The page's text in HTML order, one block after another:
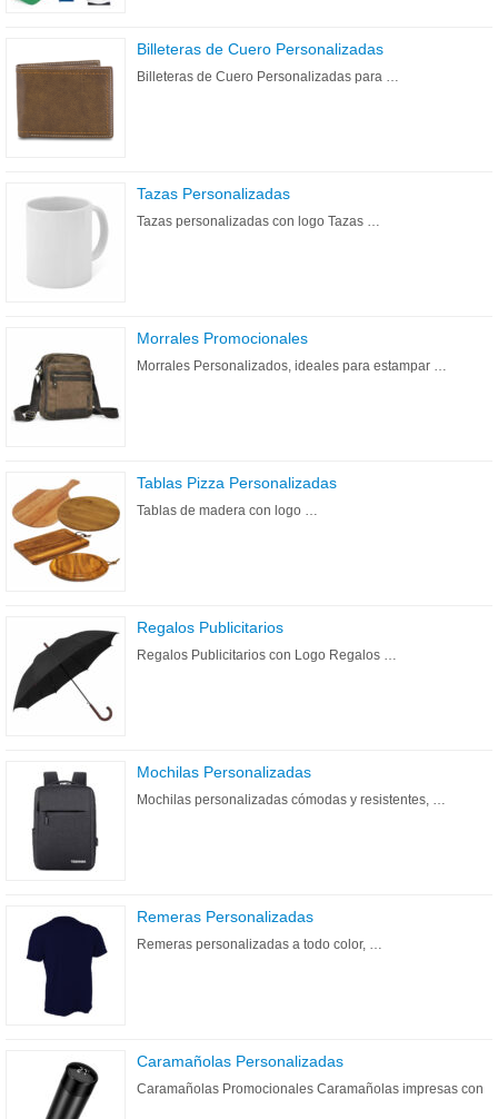
Billeteras de Cuero Personalizadas
Billeteras de Cuero Personalizadas para …
Tazas Personalizadas
Tazas personalizadas con logo Tazas …
Morrales Promocionales
Morrales Personalizados, ideales para estampar …
Tablas Pizza Personalizadas
Tablas de madera con logo …
Regalos Publicitarios
Regalos Publicitarios con Logo Regalos …
Mochilas Personalizadas
Mochilas personalizadas cómodas y resistentes, …
Remeras Personalizadas
Remeras personalizadas a todo color, …
Caramañolas Personalizadas
Caramañolas Promocionales Caramañolas impresas con